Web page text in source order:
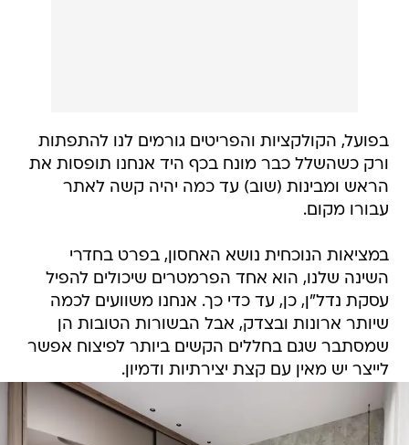
בפועל, הקולקציות והפריטים גורמים לנו להתפתות
ורק כשהשלל כבר מונח בכף היד אנחנו תופסות את
הראש ומבינות (שוב) עד כמה יהיה קשה לאתר
עבורו מקום.
במציאות הנוכחית נושא האחסון, בפרט בחדרי
השינה שלנו, הוא אחד הפרמטרים שיכולים להפיל
עסקת נדל"ן, כן, עד כדי כך. אנחנו משוועים לכמה
שיותר ארונות ובצדק, אבל הבשורות הטובות הן
שמסתבר שגם בחללים הקשים ביותר לפיצוח אפשר
לייצר יש מאין עם קצת יצירתיות ודמיון.